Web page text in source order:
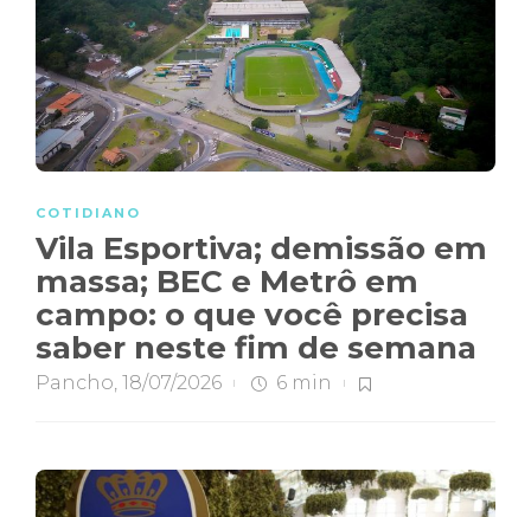
COTIDIANO
Vila Esportiva; demissão em
massa; BEC e Metrô em
campo: o que você precisa
saber neste fim de semana
Pancho, 18/07/2026 6 min